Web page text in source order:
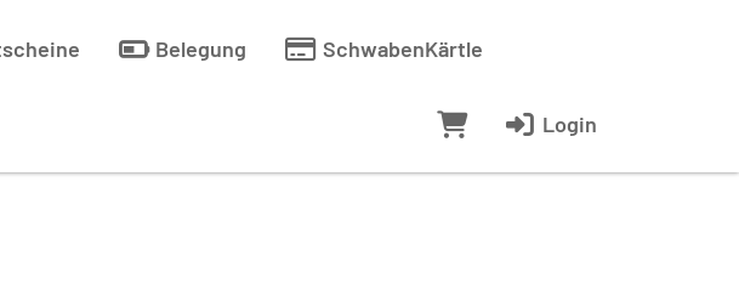
Belegung SchwabenKärtle
Login